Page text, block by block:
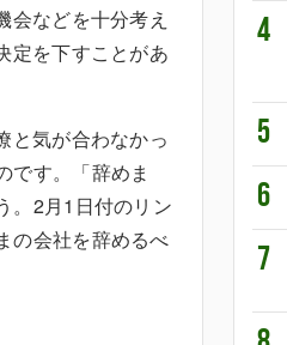
会などを十分考え
定を下すことがあ
と気が合わなかっ
です。「辞めま
。2月1日付のリン
の会社を辞めるべ
4
5
6
7